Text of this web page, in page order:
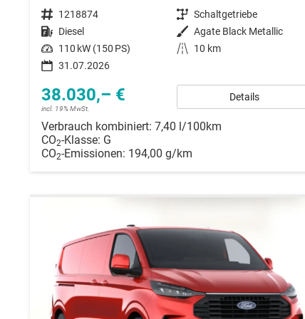
Fahrzeugnummer 1218874 Getriebe Schaltgetriebe
Kraftstoff Diesel Außenfarbe Agate Black Metallic
Leistung 110 kW (150 PS) Kilometerstand
10 km
31.07.2026
38.030,– €
incl. 19% MwSt.
Details
Verbrauch kombiniert: 7,40 l/100km
CO2-Klasse: G
CO2-Emissionen: 194,00 g/km